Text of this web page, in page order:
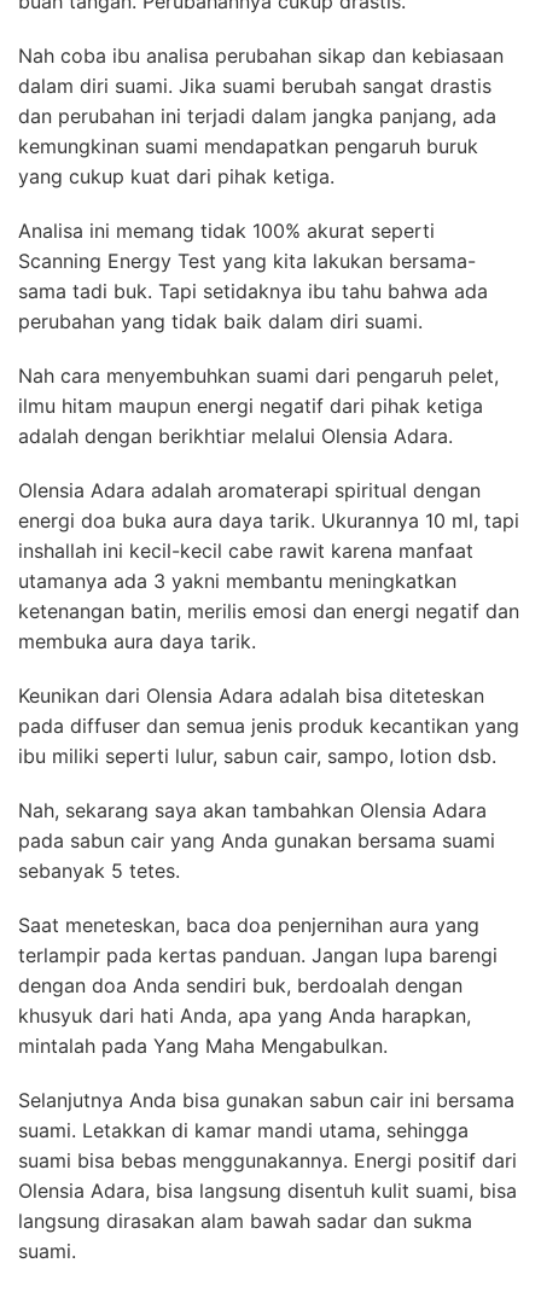
Nah coba ibu analisa perubahan sikap dan kebiasaan
dalam diri suami. Jika suami berubah sangat drastis
dan perubahan ini terjadi dalam jangka panjang, ada
kemungkinan suami mendapatkan pengaruh buruk
yang cukup kuat dari pihak ketiga.
Analisa ini memang tidak 100% akurat seperti
Scanning Energy Test yang kita lakukan bersama-
sama tadi buk. Tapi setidaknya ibu tahu bahwa ada
perubahan yang tidak baik dalam diri suami.
Nah cara menyembuhkan suami dari pengaruh pelet,
ilmu hitam maupun energi negatif dari pihak ketiga
adalah dengan berikhtiar melalui Olensia Adara.
Olensia Adara adalah aromaterapi spiritual dengan
energi doa buka aura daya tarik. Ukurannya 10 ml, tapi
inshallah ini kecil-kecil cabe rawit karena manfaat
utamanya ada 3 yakni membantu meningkatkan
ketenangan batin, merilis emosi dan energi negatif dan
membuka aura daya tarik.
Keunikan dari Olensia Adara adalah bisa diteteskan
pada diffuser dan semua jenis produk kecantikan yang
ibu miliki seperti lulur, sabun cair, sampo, lotion dsb.
Nah, sekarang saya akan tambahkan Olensia Adara
pada sabun cair yang Anda gunakan bersama suami
sebanyak 5 tetes.
Saat meneteskan, baca doa penjernihan aura yang
terlampir pada kertas panduan. Jangan lupa barengi
dengan doa Anda sendiri buk, berdoalah dengan
khusyuk dari hati Anda, apa yang Anda harapkan,
mintalah pada Yang Maha Mengabulkan.
Selanjutnya Anda bisa gunakan sabun cair ini bersama
suami. Letakkan di kamar mandi utama, sehingga
suami bisa bebas menggunakannya. Energi positif dari
Olensia Adara, bisa langsung disentuh kulit suami, bisa
langsung dirasakan alam bawah sadar dan sukma
suami.